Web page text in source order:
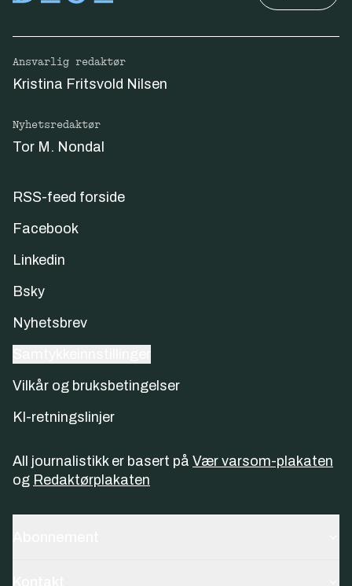
Ansvarlig redaktør
Kristina Fritsvold Nilsen
Nyhetsredaktør
Tor M. Nondal
RSS-feed forside
Facebook
Linkedin
Bsky
Nyhetsbrev
Vilkår og bruksbetingelser
KI-retningslinjer
All journalistikk er basert på Vær varsom-plakaten
og Redaktørplakaten